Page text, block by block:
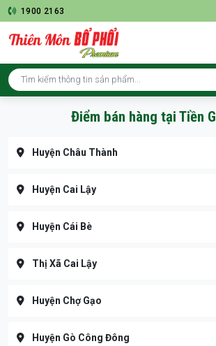
1900 2163
Điểm bán hàng tại Tiền
Huyện Châu Thành
Huyện Cai Lậy
Huyện Cái Bè
Thị Xã Cai Lậy
Huyện Chợ Gạo
Huyện Gò Công Đông